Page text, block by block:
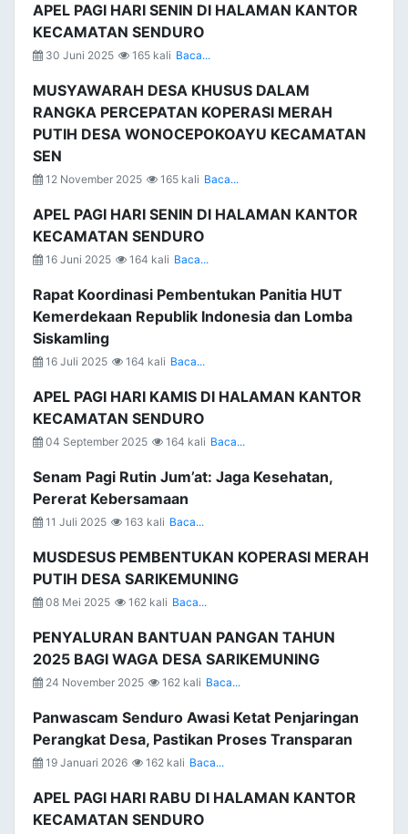
APEL PAGI HARI SENIN DI HALAMAN KANTOR
KECAMATAN SENDURO
30 Juni 2025 165 kali Baca...
MUSYAWARAH DESA KHUSUS DALAM
RANGKA PERCEPATAN KOPERASI MERAH
PUTIH DESA WONOCEPOKOAYU KECAMATAN
SEN
12 November 2025 165 kali Baca...
APEL PAGI HARI SENIN DI HALAMAN KANTOR
KECAMATAN SENDURO
16 Juni 2025 164 kali Baca...
Rapat Koordinasi Pembentukan Panitia HUT
Kemerdekaan Republik Indonesia dan Lomba
Siskamling
16 Juli 2025 164 kali Baca...
APEL PAGI HARI KAMIS DI HALAMAN KANTOR
KECAMATAN SENDURO
04 September 2025 164 kali Baca...
Senam Pagi Rutin Jum’at: Jaga Kesehatan,
Pererat Kebersamaan
11 Juli 2025 163 kali Baca...
MUSDESUS PEMBENTUKAN KOPERASI MERAH
PUTIH DESA SARIKEMUNING
08 Mei 2025 162 kali Baca...
PENYALURAN BANTUAN PANGAN TAHUN
2025 BAGI WAGA DESA SARIKEMUNING
24 November 2025 162 kali Baca...
Panwascam Senduro Awasi Ketat Penjaringan
Perangkat Desa, Pastikan Proses Transparan
19 Januari 2026 162 kali Baca...
APEL PAGI HARI RABU DI HALAMAN KANTOR
KECAMATAN SENDURO